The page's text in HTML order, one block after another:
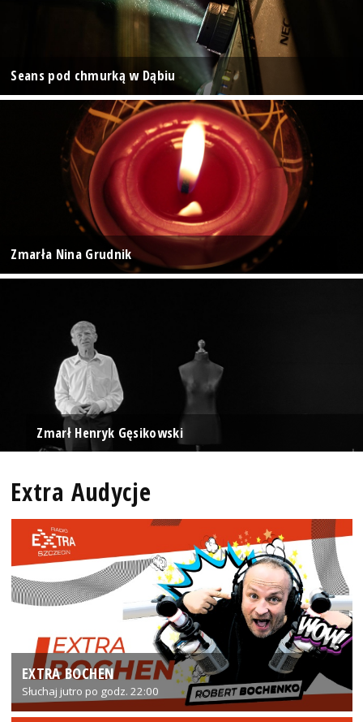
Seans pod chmurką w Dąbiu
Zmarła Nina Grudnik
Zmarł Henryk Gęsikowski
Extra Audycje
EXTRA BOCHEN
Słuchaj jutro po godz. 22:00